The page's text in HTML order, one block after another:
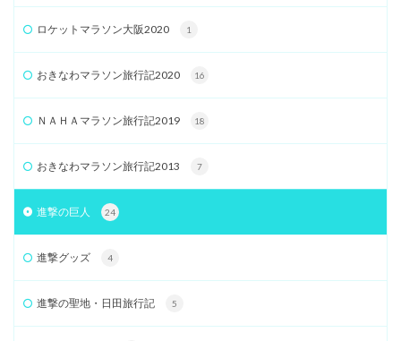
ロケットマラソン大阪2020 1
おきなわマラソン旅行記2020 16
ＮＡＨＡマラソン旅行記2019 18
おきなわマラソン旅行記2013 7
進撃の巨人 24
進撃グッズ 4
進撃の聖地・日田旅行記 5